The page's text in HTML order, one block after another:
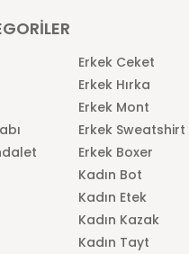
Erkek Ceket
Erkek Hırka
Erkek Mont
Erkek Sweatshirt
Erkek Boxer
Kadın Bot
Kadın Etek
Kadın Kazak
Kadın Tayt